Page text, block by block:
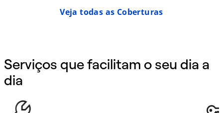
Veja todas as Coberturas
Serviços que facilitam o seu dia a
dia